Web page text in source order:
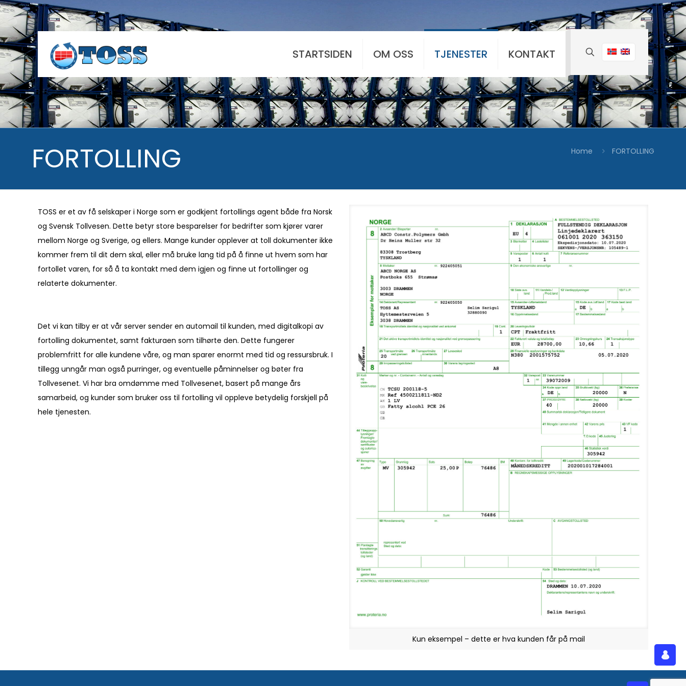
STARTSIDEN OM OSS TJENESTER KONTAKT
FORTOLLING Home FORTOLLING
TOSS er et av få selskaper i Norge som er godkjent fortollings agent både fra Norsk
og Svensk Tollvesen. Dette betyr store besparelser for bedrifter som kjører varer
mellom Norge og Sverige, og ellers. Mange kunder opplever at toll dokumenter ikke
kommer frem til dit dem skal, eller må bruke lang tid på å finne ut hvem som har
fortollet varen, for så å ta kontakt med dem igjen og finne ut fortollinger og
relaterte dokumenter.
Det vi kan tilby er at vår server sender en automail til kunden, med digitalkopi av
fortolling dokumentet, samt fakturaen som tilhørte den. Dette fungerer
problemfritt for alle kundene våre, og man sparer enormt med tid og ressursbruk. I
tillegg unngår man også purringer, og eventuelle påminnelser og bøter fra
Tollvesenet. Vi har bra omdømme med Tollvesenet, basert på mange års
samarbeid, og kunder som bruker oss til fortolling vil oppleve betydelig forskjell på
hele tjenesten.
Kun eksempel – dette er hva kunden får på mail